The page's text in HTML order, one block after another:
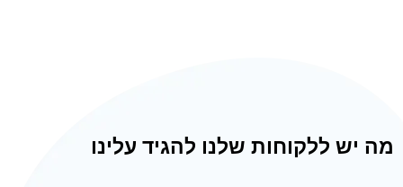
מה יש ללקוחות שלנו להגיד עלינו